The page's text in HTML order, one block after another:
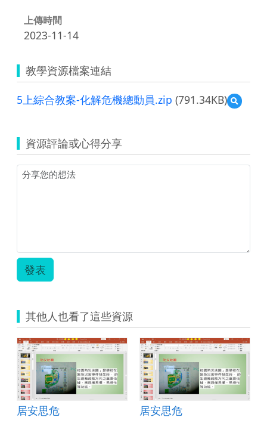
上傳時間
2023-11-14
教學資源檔案連結
5上綜合教案-化解危機總動員.zip (791.34KB)
預
覽
合
教
資源評論或心得分享
發表
其他人也看了這些資源
居安思危 居安思危